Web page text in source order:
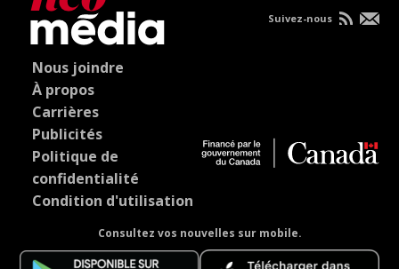
Nous joindre
À propos
Carrières
Publicités
Politique de
confidentialité
Condition d'utilisation
Consultez vos nouvelles sur mobile.
Suivez-nous